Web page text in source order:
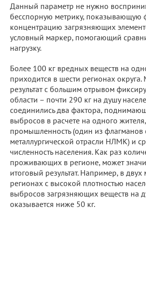
Данный параметр не нужно
бесспорную метрику, показывающую
концентрацию загрязняющих
условный маркер, помогающий
нагрузку.
Более 100 кг вредных веществ на
приходится в шести регионах
результат с большим отрывом
области – почти 290 кг на душу
соединились два фактора,
выбросов в расчете на одного
промышленность (один из флагманов
металлургической отрасли НЛМК) и
численность населения. Как раз
проживающих в регионе, может
итоговый результат. Например, в двух
регионах с высокой плотностью
выбросов загрязняющих веществ на
оказывается ниже 50 кг.